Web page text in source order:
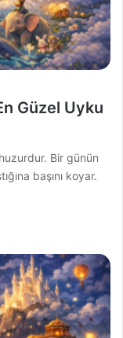
Güzel Uyku
Bir günün
başını koyar.